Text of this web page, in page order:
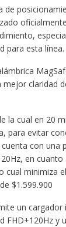
para esta línea.
claridad
la cual en 20
para evitar
con una
en
cual minimiza
$1.599.900
un
FHD+120Hz y